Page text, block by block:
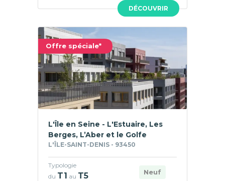
DÉCOUVRIR
Offre spéciale*
L'Île en Seine - L'Estuaire, Les
Berges, L’Aber et le Golfe
L'ÎLE-SAINT-DENIS - 93450
Neuf
Typologie
du T1 au T5